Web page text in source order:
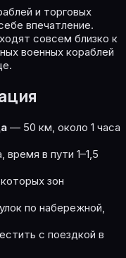
и торговых
впечатление.
совсем близко к
военных кораблей
— 50 км, около 1 часа
в пути 1–1,5
зон
по набережной,
с поездкой в